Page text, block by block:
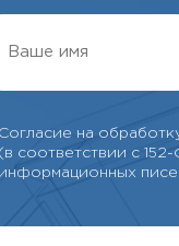
Согласие на
(в соответствии с
информационных